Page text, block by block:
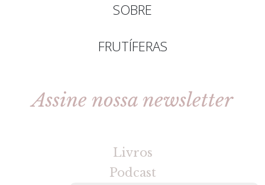
SOBRE
FRUTÍFERAS
Assine nossa newsletter
Livros
Podcast